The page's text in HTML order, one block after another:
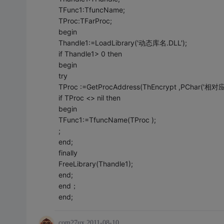
TFunc1:TfuncName;
TProc:TFarProc;
begin
Thandle1:=LoadLibrary('动态库名.DLL');
if Thandle1> 0 then
begin
try
TProc :=GetProcAddress(ThEncrypt ,PChar('相对
if TProc <> nil then
begin
TFunc1:=TfuncName(TProc );
;
end;
finally
FreeLibrary(Thandle1);
end;
end；
end;